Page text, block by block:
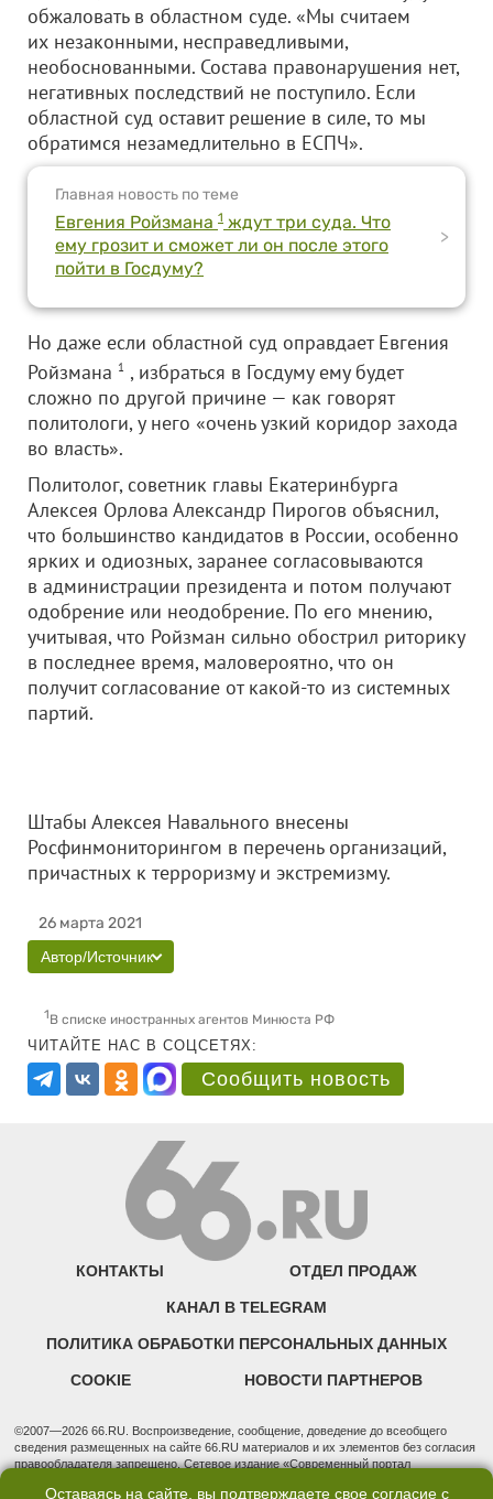
обжаловать в областном суде. «Мы считаем
их незаконными, несправедливыми,
необоснованными. Состава правонарушения нет,
негативных последствий не поступило. Если
областной суд оставит решение в силе, то мы
обратимся незамедлительно в ЕСПЧ».
Главная новость по теме
Евгения Ройзмана 1 ждут три суда. Что
ему грозит и сможет ли он после этого
пойти в Госдуму?
>
Но даже если областной суд оправдает Евгения
Ройзмана 1 , избраться в Госдуму ему будет
сложно по другой причине — как говорят
политологи, у него «очень узкий коридор захода
во власть».
Политолог, советник главы Екатеринбурга
Алексея Орлова Александр Пирогов объяснил,
что большинство кандидатов в России, особенно
ярких и одиозных, заранее согласовываются
в администрации президента и потом получают
одобрение или неодобрение. По его мнению,
учитывая, что Ройзман сильно обострил риторику
в последнее время, маловероятно, что он
получит согласование от какой-то из системных
партий.
Штабы Алексея Навального внесены
Росфинмониторингом в перечень организаций,
причастных к терроризму и экстремизму.
26 марта 2021
Автор/Источник
1В списке иностранных агентов Минюста РФ
ЧИТАЙТЕ НАС В СОЦСЕТЯХ:
Сообщить новость
КОНТАКТЫ ОТДЕЛ ПРОДАЖ
КАНАЛ В TELEGRAM
ПОЛИТИКА ОБРАБОТКИ ПЕРСОНАЛЬНЫХ ДАННЫХ
COOKIE НОВОСТИ ПАРТНЕРОВ
©2007—2026 66.RU. Воспроизведение, сообщение, доведение до всеобщего
сведения размещенных на сайте 66.RU материалов и их элементов без согласия
правообладателя запрещено. Сетевое издание «Современный портал
Оставаясь на сайте, вы подтверждаете свое согласие с